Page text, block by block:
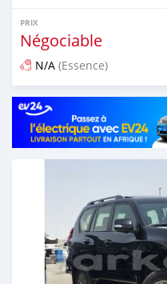
PRIX
Négociable
N/A (Essence)
Publié il y a presque 6 ans